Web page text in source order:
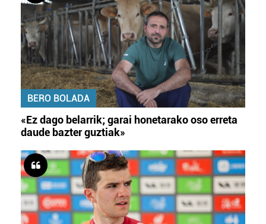
BERO BOLADA
«Ez dago belarrik; garai honetarako oso erreta
daude bazter guztiak»